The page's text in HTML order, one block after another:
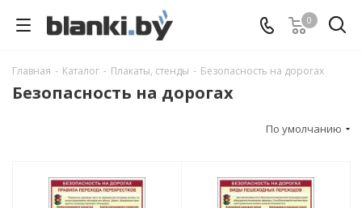
0
Главная - Каталог - Плакаты, стенды - Безопасность на дорогах
Безопасность на дорогах
По умолчанию